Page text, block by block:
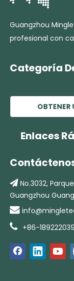
Guangzhou
profesional con
Categoría
Enlaces
 No.3032,
Guangzhou

 +86-